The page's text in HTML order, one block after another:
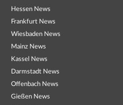
Hessen News
Frankfurt News
Wiesbaden News
Mainz News
Kassel News
Darmstadt News
Offenbach News
Gießen News